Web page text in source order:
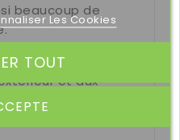
beaucoup de
ajoute de la
et aux
Les Cookies
TOUT